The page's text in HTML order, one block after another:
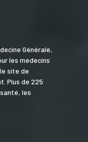
Générale,
les médecins
site de
Plus de 225
les